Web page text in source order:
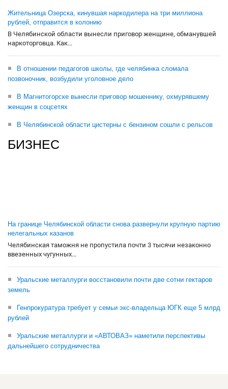
Жительница Озерска, кинувшая наркодилера на три миллиона
рублей, отправится в колонию
В Челябинской области вынесли приговор женщине, обманувшей
наркоторговца. Как...
В отношении педагогов школы, где челябинка сломала
позвоночник, возбудили уголовное дело
В Магнитогорске вынесли приговор мошеннику, охмурявшему
женщин в соцсетях
В Челябинской области цистерны с бензином сошли с рельсов
БИЗНЕС
На границе Челябинской области снова развернули крупную партию
нелегальных казанов
Челябинская таможня не пропустила почти 3 тысячи незаконно
ввезенных чугунных...
Уральские металлурги восстановили почти две сотни гектаров
земель
Генпрокуратура требует у семьи экс-владельца ЮГК еще 5 млрд
рублей
Уральские металлурги и «АВТОВАЗ» наметили перспективы
дальнейшего сотрудничества